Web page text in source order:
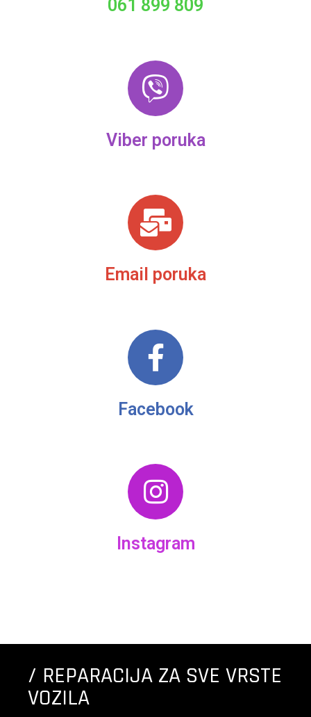
061 899 809
Viber poruka
Email poruka
Facebook
Instagram
/ REPARACIJA ZA SVE VRSTE
VOZILA